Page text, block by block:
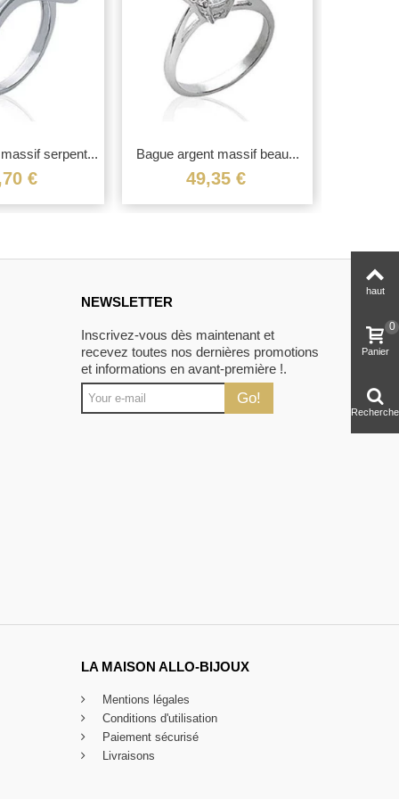
serpent...
€
Bague argent massif beau...
49,35 €
NEWSLETTER
Inscrivez-vous dès maintenant et
recevez toutes nos dernières promotions
et informations en avant-première !.
Go!
LA MAISON ALLO-BIJOUX
Mentions légales
Conditions d'utilisation
Paiement sécurisé
Livraisons
haut
Panier
0